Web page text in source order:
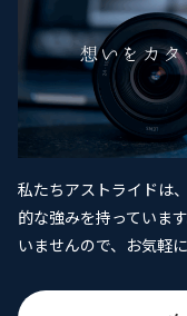
私たちアストライドは
的な強みを持っていま
いませんので、お気軽